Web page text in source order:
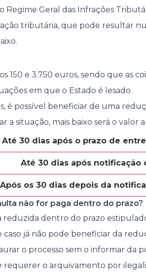
Regime Geral das Infrações
tributária, que pode resultar
150 e 3.750 euros, sendo que as
em que o Estado é lesado.
é possível beneficiar de uma
a situação, mais baixo será o valor
Até 30 dias após o prazo de
Até 30 dias após notificação
Após os 30 dias depois da
não for paga dentro do prazo?
reduzida dentro do prazo
caso já não pode beneficiar da
o processo sem o informar da
requerer o arquivamento por